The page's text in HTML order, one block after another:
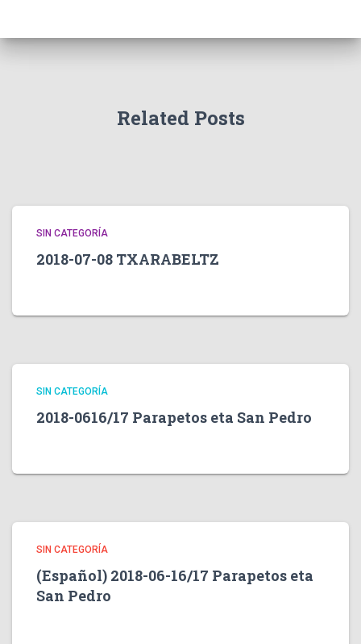
Related Posts
SIN CATEGORÍA
2018-07-08 TXARABELTZ
SIN CATEGORÍA
2018-0616/17 Parapetos eta San Pedro
SIN CATEGORÍA
(Español) 2018-06-16/17 Parapetos eta
San Pedro